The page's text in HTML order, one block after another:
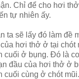
Chỉ để cho hơi
tự nhiên ấy.
ta sẽ lấy đó làm đề
hơi thở ở tại chót
cuối ở bụng. Đó là
đầu của hơi thở ở
cuối cùng ở chót